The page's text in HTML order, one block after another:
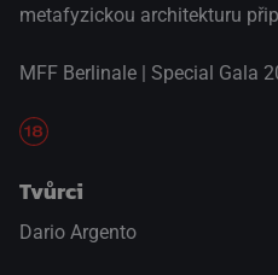
metafyzickou architekturu
MFF Berlinale | Special Gala
Tvůrci
Dario Argento